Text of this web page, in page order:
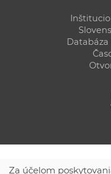
Za účelom